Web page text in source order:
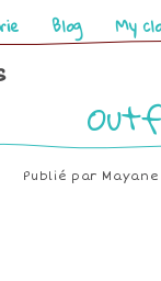
Blog My
Publié par Mayane